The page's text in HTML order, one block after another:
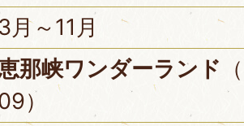
3月～11月
那峡ワンダーランド
）